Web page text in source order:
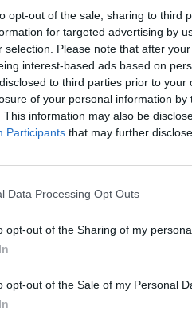
opt-out of the sale, sharing to third
for targeted advertising by
selection. Please note that after
interest-based ads based on
to third parties prior to
of your personal information by
This information may also be
Participants that may further
Data Processing Opt Outs
opt-out of the Sharing of my
opt-out of the Sale of my Personal
κάνει φλόπινγκ
γωνίες, υπολογίζει
στο συμπέρασμα ότι
από περίπτερο.
έτσι κι αλλιώς, διότι
δεν μπορεί να αλλάξει.